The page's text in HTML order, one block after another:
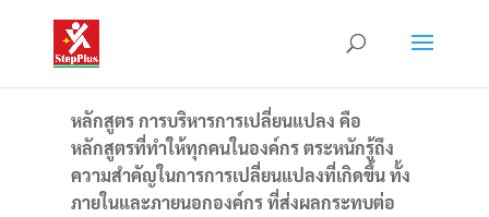
หลักสูตร การบริหารการเปลี่ยนแปลง คือ
หลักสูตรที่ทำให้ทุกคนในองค์กร ตระหนักรู้ถึง
ความสำคัญในการการเปลี่ยนแปลงที่เกิดขึ้น ทั้ง
ภายในและภายนอกองค์กร ที่ส่งผลกระทบต่อ